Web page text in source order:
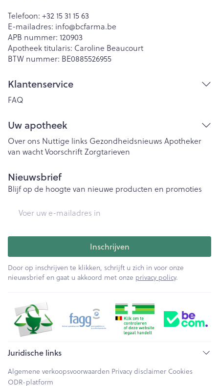
Telefoon: +32 15 31 15 63
E-mailadres: info@bcfarma.be
APB nummer: 120903
Apotheek titularis: Caroline Beaucourt
BTW nummer: BE0885526955
Klantenservice
FAQ
Uw apotheek
Over ons Nuttige links Gezondheidsnieuws Apotheker
van wachtVoorschriftZorgtarieven
Nieuwsbrief
Blijf op de hoogte van nieuwe producten en promoties
Inschrijven
Door op inschrijven te klikken, schrijft u zich in voor onze
nieuwsbrief en gaat u akkoord met onze privacy policy.
Juridische links
Algemene verkoopsvoorwaarden Privacy disclaimer Cookies
ODR-platform